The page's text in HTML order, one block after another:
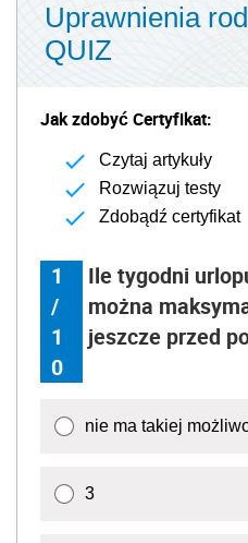
Uprawnienia
QUIZ
Jak zdobyć Certyfikat:
Czytaj artykuły
Rozwiązuj testy
Zdobądź certyfikat
1
/
1
0
Ile tygodni
można
jeszcze przed
nie ma takiej
3